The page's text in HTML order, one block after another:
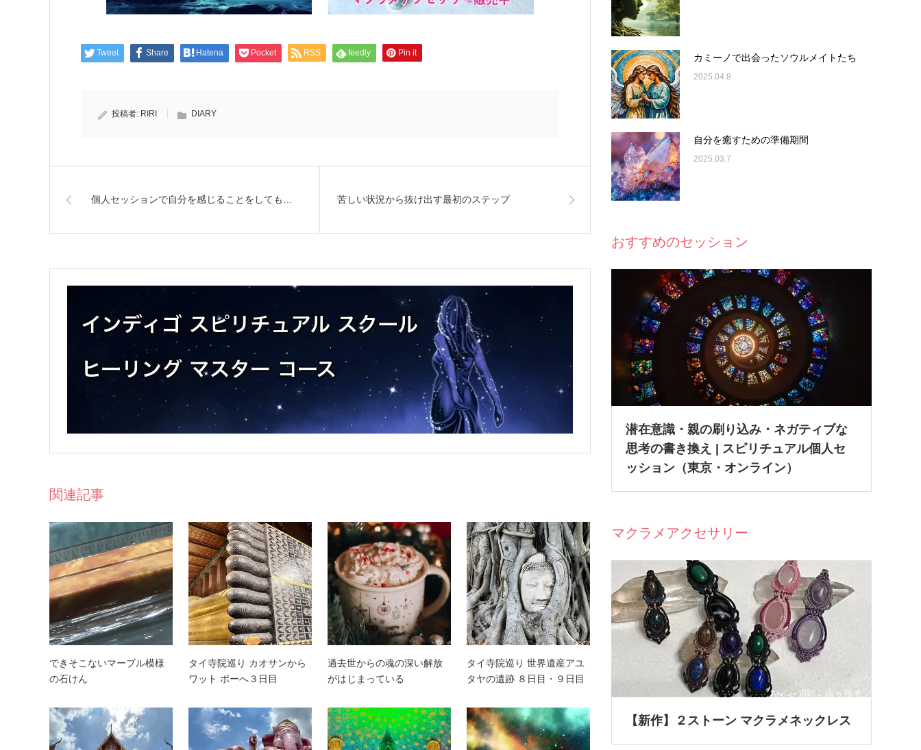
Tweet Share Hatena Pocket RSS feedly Pin it
投稿者: RIRI DIARY
個人セッションで自分を感じることをしても… 苦しい状況から抜け出す最初のステップ
関連記事
できそこないマーブル模様
の石けん
タイ寺院巡り カオサンから
ワット ポーへ３日目
過去世からの魂の深い解放
がはじまっている
タイ寺院巡り 世界遺産アユ
タヤの遺跡 ８日目・９日目
カミーノで出会ったソウルメイトたち
2025.04.8
自分を癒すための準備期間
2025.03.7
おすすめのセッション
潜在意識・親の刷り込み・ネガティブな
思考の書き換え | スピリチュアル個人セ
ッション（東京・オンライン）
マクラメアクセサリー
【新作】２ストーン マクラメネックレス